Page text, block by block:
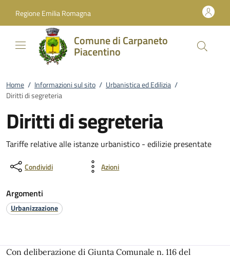
Regione Emilia Romagna
Comune di Carpaneto
Piacentino
Home / Informazioni sul sito / Urbanistica ed Edilizia /
Diritti di segreteria
Diritti di segreteria
Tariffe relative alle istanze urbanistico - edilizie presentate
Condividi Azioni
Argomenti
Urbanizzazione
Con deliberazione di Giunta Comunale n. 116 del